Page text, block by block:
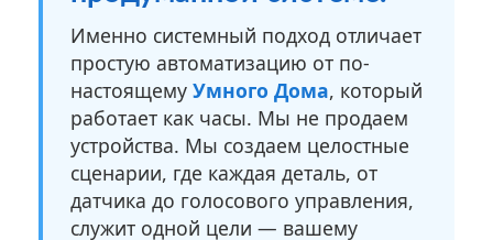
Именно системный подход отличает
простую автоматизацию от по-
настоящему Умного Дома, который
работает как часы. Мы не продаем
устройства. Мы создаем целостные
сценарии, где каждая деталь, от
датчика до голосового управления,
служит одной цели — вашему